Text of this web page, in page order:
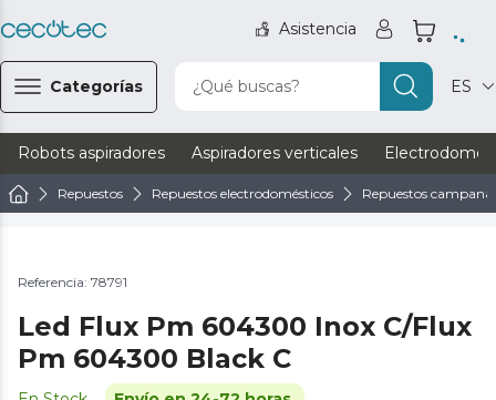
Asistencia
Categorías ¿Qué buscas? ES
Robots aspiradores Aspiradores verticales
Repuestos Repuestos electrodomésticos Repuestos
Referencia: 78791
Led Flux Pm 604300 Inox C/Flux
Pm 604300 Black C